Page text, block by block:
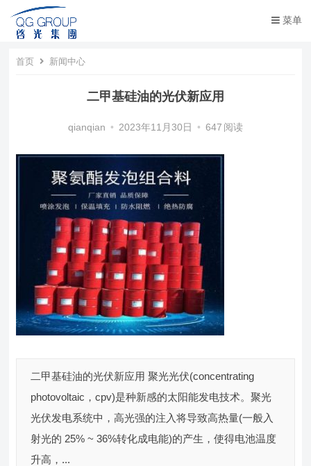
菜单
首页 新闻中心
二甲基硅油的光伏新应用
qianqian • 2023年11月30日 • 647 阅读
二甲基硅油的光伏新应用 聚光光伏(concentrating
photovoltaic，cpv)是种新感的太阳能发电技术。聚光
光伏发电系统中，高光强的注入将导致高热量(一般入
射光的 25% ~ 36%转化成电能)的产生，使得电池温度
升高，...